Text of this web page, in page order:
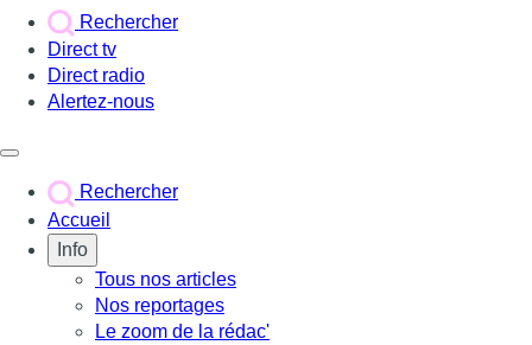
Rechercher
Direct tv
Direct radio
Alertez-nous
Rechercher
Accueil
Info
Tous nos articles
Nos reportages
Le zoom de la rédac'